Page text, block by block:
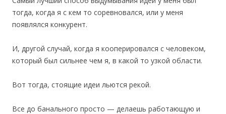
тогда, когда я с кем то соревновался, или у меня
появлялся конкурент.
И, другой случай, когда я кооперировался с человеком,
который был сильнее чем я, в какой то узкой области.
Вот тогда, стоящие идеи льются рекой.
Все до банального просто — делаешь работающую и